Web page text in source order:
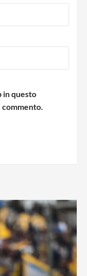
in questo